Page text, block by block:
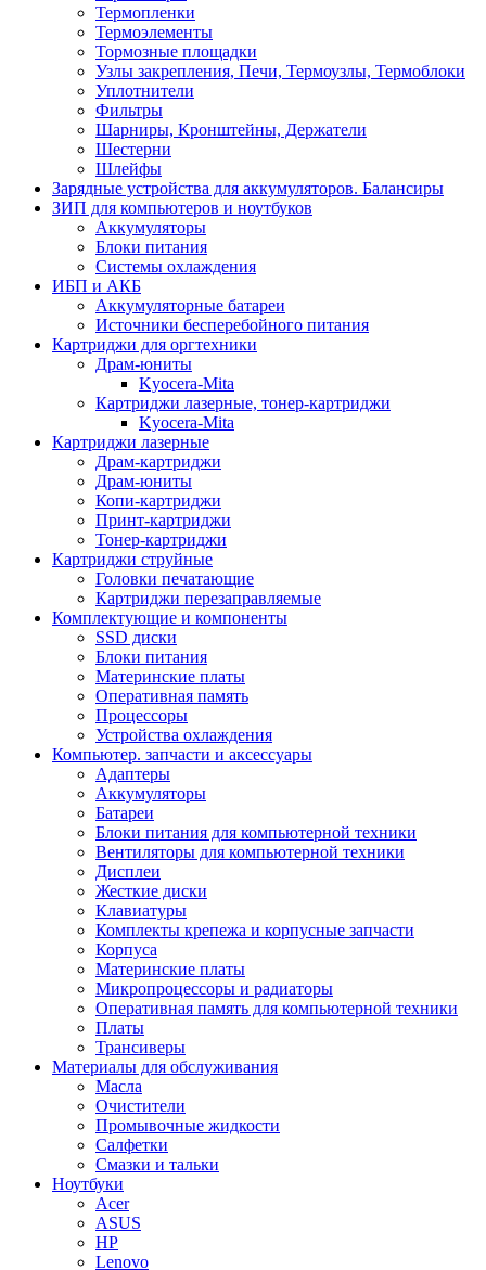
Термопленки
Термоэлементы
Тормозные площадки
Узлы закрепления, Печи, Термоузлы, Термоблоки
Уплотнители
Фильтры
Шарниры, Кронштейны, Держатели
Шестерни
Шлейфы
Зарядные устройства для аккумуляторов. Балансиры
ЗИП для компьютеров и ноутбуков
Аккумуляторы
Блоки питания
Системы охлаждения
ИБП и АКБ
Аккумуляторные батареи
Источники бесперебойного питания
Картриджи для оргтехники
Драм-юниты
Kyocera-Mita
Картриджи лазерные, тонер-картриджи
Kyocera-Mita
Картриджи лазерные
Драм-картриджи
Драм-юниты
Копи-картриджи
Принт-картриджи
Тонер-картриджи
Картриджи струйные
Головки печатающие
Картриджи перезаправляемые
Комплектующие и компоненты
SSD диски
Блоки питания
Материнские платы
Оперативная память
Процессоры
Устройства охлаждения
Компьютер. запчасти и аксессуары
Адаптеры
Аккумуляторы
Батареи
Блоки питания для компьютерной техники
Вентиляторы для компьютерной техники
Дисплеи
Жесткие диски
Клавиатуры
Комплекты крепежа и корпусные запчасти
Корпуса
Материнские платы
Микропроцессоры и радиаторы
Оперативная память для компьютерной техники
Платы
Трансиверы
Материалы для обслуживания
Масла
Очистители
Промывочные жидкости
Салфетки
Смазки и тальки
Ноутбуки
Acer
ASUS
HP
Lenovo